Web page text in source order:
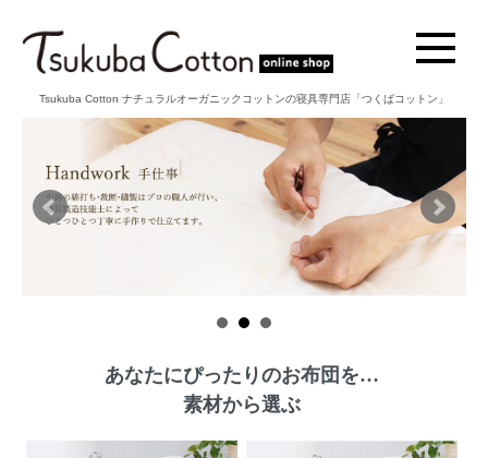
Tsukuba Cotton ナチュラルオーガニックコットンの寝具専門店「つくばコットン」
あなたにぴったりのお布団を…
素材から選ぶ